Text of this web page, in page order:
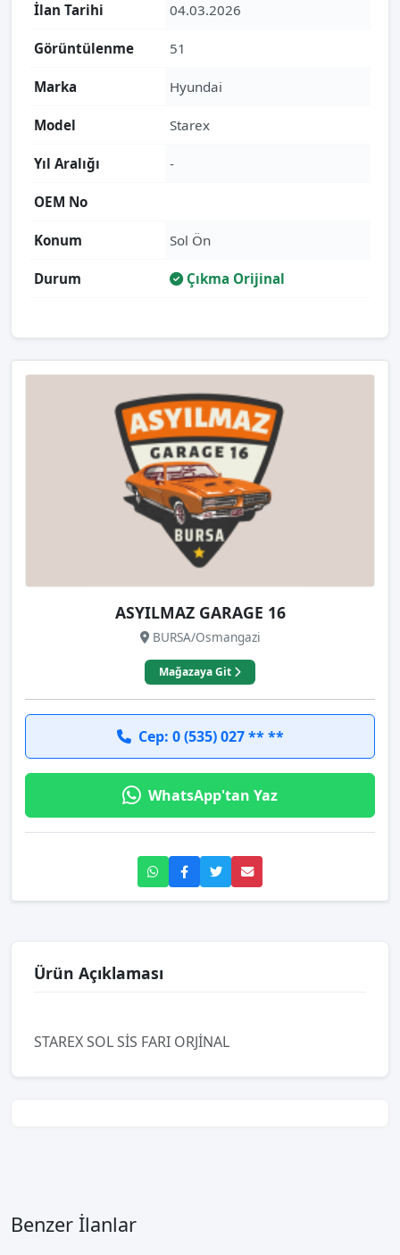
İlan Tarihi 04.03.2026
Görüntülenme 51
Marka Hyundai
Model Starex
Yıl Aralığı -
OEM No
Konum Sol Ön
Durum Çıkma Orijinal
ASYILMAZ GARAGE 16
BURSA/Osmangazi
Mağazaya Git
Cep: 0 (535) 027 ** **
WhatsApp'tan Yaz
Ürün Açıklaması
STAREX SOL SİS FARI ORJİNAL
Benzer İlanlar